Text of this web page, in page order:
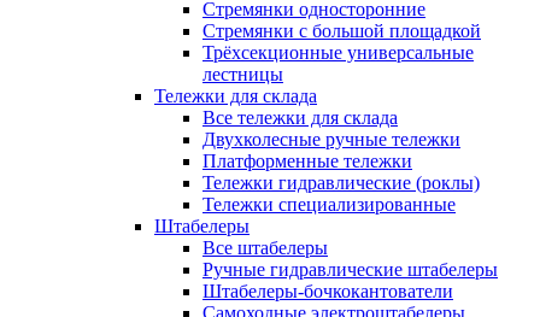
Стремянки односторонние
Стремянки с большой площадкой
Трёхсекционные универсальные
лестницы
Тележки для склада
Все тележки для склада
Двухколесные ручные тележки
Платформенные тележки
Тележки гидравлические (роклы)
Тележки специализированные
Штабелеры
Все штабелеры
Ручные гидравлические штабелеры
Штабелеры-бочкокантователи
Самоходные электроштабелеры